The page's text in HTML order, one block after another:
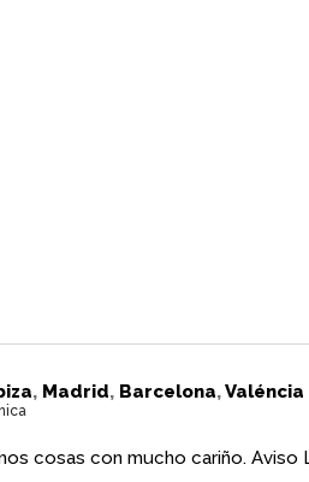
, Madrid, Barcelona,Valéncia
cosas con mucho cariño. Aviso